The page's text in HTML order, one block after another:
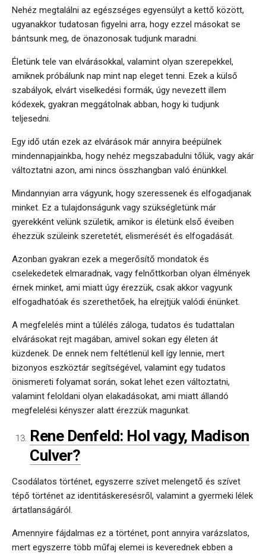
Nehéz megtalálni az egészséges egyensúlyt a kettő között,
ugyanakkor tudatosan figyelni arra, hogy ezzel másokat se
bántsunk meg, de önazonosak tudjunk maradni.
Életünk tele van elvárásokkal, valamint olyan szerepekkel,
amiknek próbálunk nap mint nap eleget tenni. Ezek a külső
szabályok, elvárt viselkedési formák, úgy nevezett illem
kódexek, gyakran meggátolnak abban, hogy ki tudjunk
teljesedni.
Egy idő után ezek az elvárások már annyira beépülnek
mindennapjainkba, hogy nehéz megszabadulni tőlük, vagy akár
változtatni azon, ami nincs összhangban való énünkkel.
Mindannyian arra vágyunk, hogy szeressenek és elfogadjanak
minket. Ez a tulajdonságunk vagy szükségletünk már
gyerekként velünk születik, amikor is életünk első éveiben
éhezzük szüleink szeretetét, elismerését és elfogadását.
Azonban gyakran ezek a megerősítő mondatok és
cselekedetek elmaradnak, vagy felnőttkorban olyan élmények
érnek minket, ami miatt úgy érezzük, csak akkor vagyunk
elfogadhatóak és szerethetőek, ha elrejtjük valódi énünket.
A megfelelés mint a túlélés záloga, tudatos és tudattalan
elvárásokat rejt magában, amivel sokan egy életen át
küzdenek. De ennek nem feltétlenül kell így lennie, mert
bizonyos eszköztár segítségével, valamint egy tudatos
önismereti folyamat során, sokat lehet ezen változtatni,
valamint feloldani olyan elakadásokat, ami miatt állandó
megfelelési kényszer alatt érezzük magunkat.
Rene Denfeld: Hol vagy, Madison
Culver?
Csodálatos történet, egyszerre szívet melengető és szívet
tépő történet az identitáskeresésről, valamint a gyermeki lélek
ártatlanságáról.
Amennyire fájdalmas ez a történet, pont annyira varázslatos,
mert egyszerre több műfaj elemei is keverednek ebben a